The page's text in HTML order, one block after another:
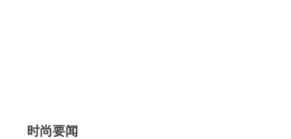
时尚要闻